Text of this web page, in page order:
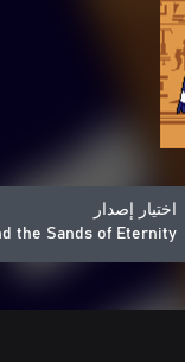
اختيار إصدار
the Sands of Eternity